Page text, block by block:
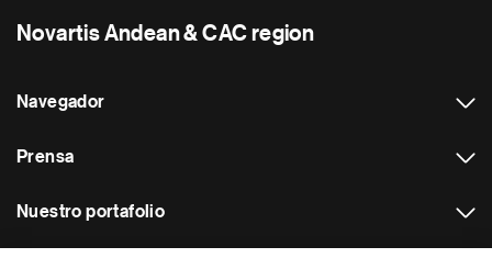
Novartis Andean & CAC region
Navegador
Prensa
Nuestro portafolio